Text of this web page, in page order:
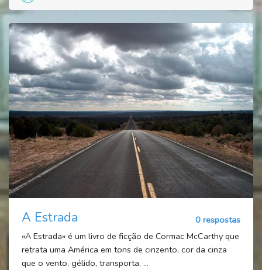
A Estrada
0 respostas
«A Estrada» é um livro de ficção de Cormac McCarthy que
retrata uma América em tons de cinzento, cor da cinza
que o vento, gélido, transporta, ...